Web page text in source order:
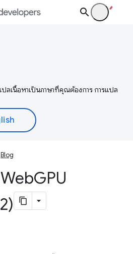
ปลเนื้อหาเป็นภาษาที่คุณต้องการ การแปล
Blog
GPU